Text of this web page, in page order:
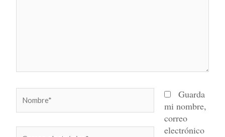
Guarda
mi nombre,
correo
electrónico